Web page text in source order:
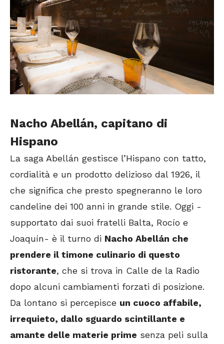
Nacho Abellán, capitano di
Hispano
La saga Abellán gestisce l’Hispano con tatto,
cordialità e un prodotto delizioso dal 1926, il
che significa che presto spegneranno le loro
candeline dei 100 anni in grande stile. Oggi -
supportato dai suoi fratelli Balta, Rocío e
Joaquín- è il turno di Nacho Abellán che
prendere il timone culinario di questo
ristorante, che si trova in Calle de la Radio
dopo alcuni cambiamenti forzati di posizione.
Da lontano si percepisce un cuoco affabile,
irrequieto, dallo sguardo scintillante e
amante delle materie prime senza peli sulla